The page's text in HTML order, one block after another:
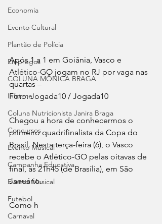
Economia
Evento Cultural
Plantão de Polícia
Empregos
COLUNA MÔNICA BRAGA
Informe
Coluna Nutricionista Janira Braga
Concursos
Evento Musical
Campanha Educativa
Evento Musical
Futebol
Carnaval
Após 1 a 1 em Goiânia, Vasco e
Atlético-GO jogam no RJ por vaga nas
quartas –
Foto: Jogada10 / Jogada10
Chegou a hora de conhecermos o
primeiro quadrifinalista da Copa do
Brasil. Nesta terça-feira (6), o Vasco
recebe o Atlético-GO pelas oitavas de
final, às 21h45 (de Brasília), em São
Januário.
Como h